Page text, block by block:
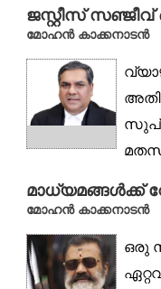
ജസ്റ്റീസ് സഞ്ജീവ്
മോഹൻ കാക്കനാടൻ
മാധ്യമങ്ങൾക്ക്
മോഹൻ കാക്കനാടൻ
ഒരു